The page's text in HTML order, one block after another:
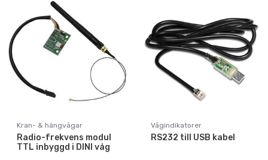
Kran- & hängvågar
Radio-frekvens modul
TTL inbyggd i DINI våg
Vågindikatorer
RS232 till USB kabel